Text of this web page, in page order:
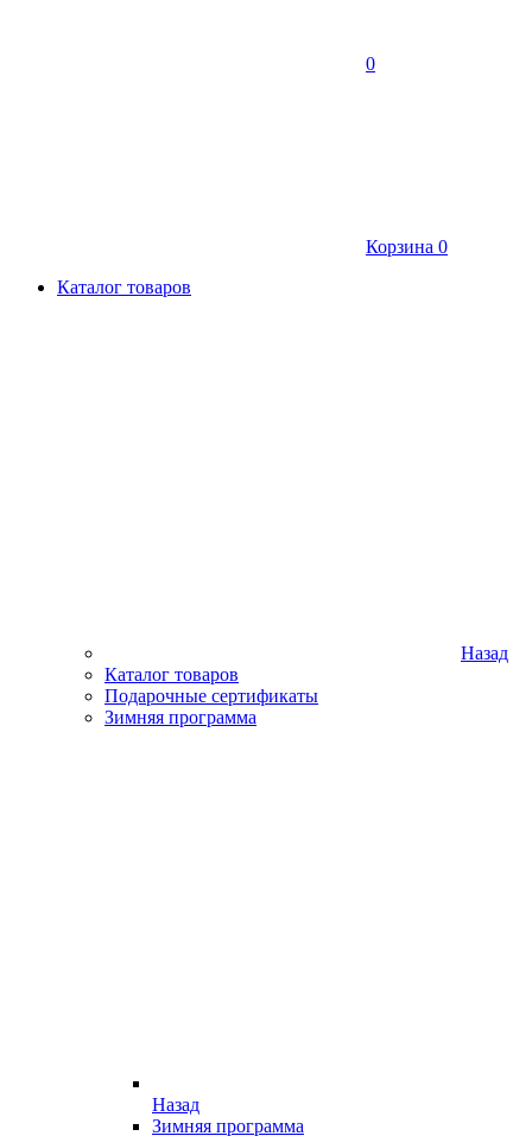
0
Корзина 0
Каталог товаров
Назад
Каталог товаров
Подарочные сертификаты
Зимняя программа
Назад
Зимняя программа